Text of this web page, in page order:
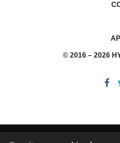
© 2016 – 2026